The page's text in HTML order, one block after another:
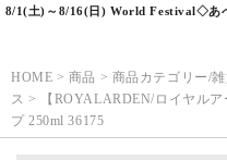
8/1(土)～8/16(日) World Festival◇あ
HOME > 商品 > 商品カテゴリー/
ス >
【ROYALARDEN/ロイヤル
プ 250ml 36175